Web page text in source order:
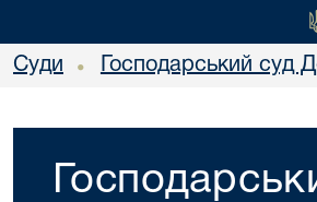
Суди • Господарський суд